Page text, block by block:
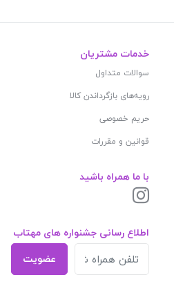
خدمات مشتریان
سوالات متداول
رویه‌های بازگرداندن کالا
حریم خصوصی
قوانین و مقررات
با ما همراه باشید
اطلاع رسانی جشنواره های مهتاب
عضویت